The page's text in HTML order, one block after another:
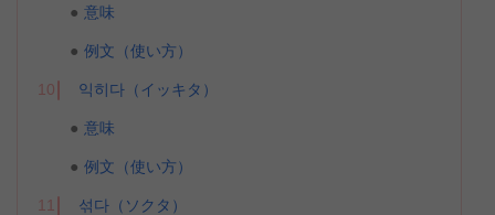
意味
例文（使い方）
10 익히다（イッキタ）
意味
例文（使い方）
11 섞다（ソクタ）